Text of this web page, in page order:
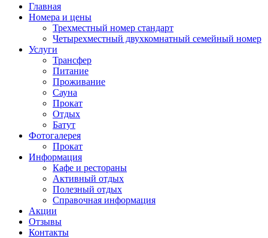
Главная
Номера и цены
Трехместный номер стандарт
Четырехместный двухкомнатный семейный номер
Услуги
Трансфер
Питание
Проживание
Сауна
Прокат
Отдых
Батут
Фотогалерея
Прокат
Информация
Кафе и рестораны
Активный отдых
Полезный отдых
Справочная информация
Акции
Отзывы
Контакты